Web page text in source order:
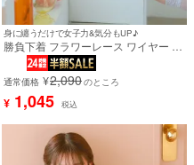
身に纏うだけで女子力&気分もUP♪
勝負下着 フラワーレース ワイヤー ネ
イビ ビジューチャーム ブラジャー＆
ショーツ2点セット
通常価格 ¥2,090のところ
¥ 1,045 税込